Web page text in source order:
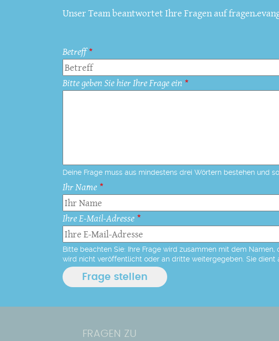
Unser Team beantwortet Ihre Fragen auf
Betreff
Bitte geben Sie hier Ihre Frage ein
Deine Frage muss aus mindestens drei Wörtern bestehen und
Ihr Name
Ihre E-Mail-Adresse
Bitte beachten Sie: Ihre Frage wird zusammen mit dem
wird nicht veröffentlicht oder an dritte weitergegeben. Sie
FRAGEN ZU